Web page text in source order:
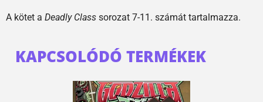
A kötet a Deadly Class sorozat 7-11. számát tartalmazza.
KAPCSOLÓDÓ TERMÉKEK